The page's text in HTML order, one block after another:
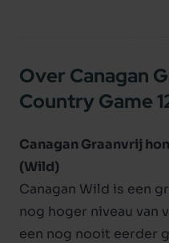
Over Canagan
Country Game
Canagan Graanvrij
(Wild)
Canagan Wild is een
nog hoger niveau van
een nog nooit eerder